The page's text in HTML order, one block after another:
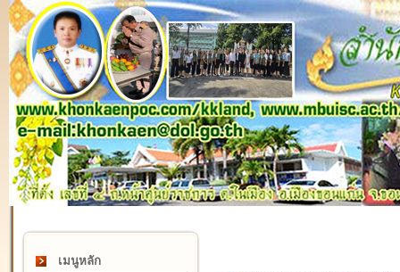
เมนูหลัก